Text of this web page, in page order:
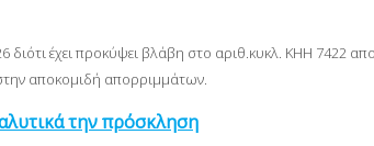
διότι έχει προκύψει βλάβη στο αριθ.κυκλ. ΚΗΗ 7422
αποκομιδή απορριμμάτων.
την πρόσκληση